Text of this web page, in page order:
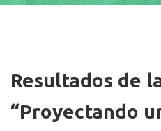
Resultados de
“Proyectando